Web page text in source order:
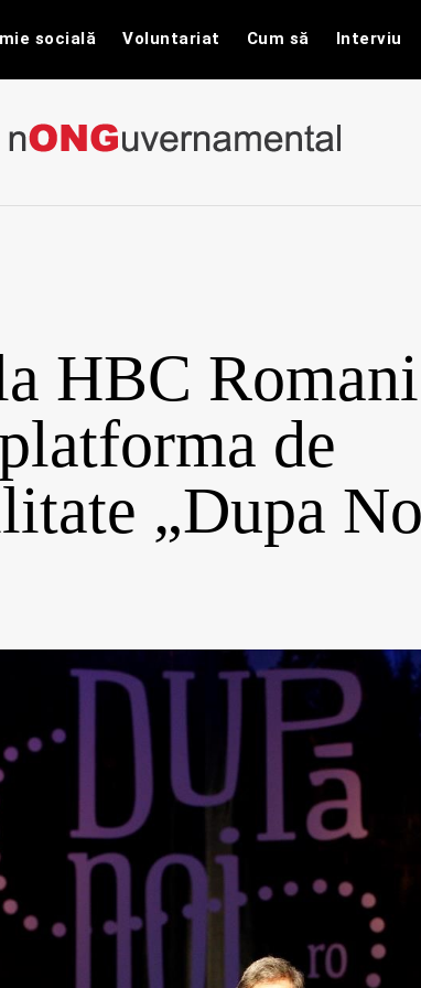
socială Voluntariat Cum să Interviu
HBC
de
„Dupa